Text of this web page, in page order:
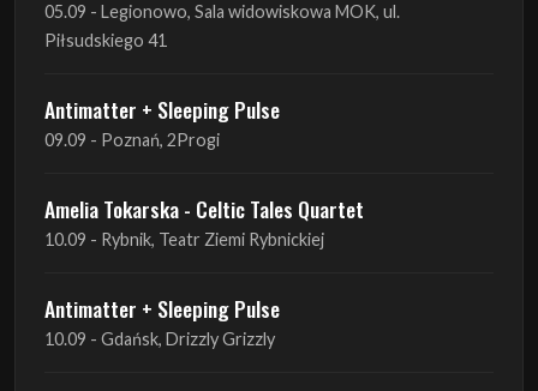
05.09 - Legionowo, Sala widowiskowa MOK, ul.
Piłsudskiego 41
Antimatter + Sleeping Pulse
09.09 - Poznań, 2Progi
Amelia Tokarska - Celtic Tales Quartet
10.09 - Rybnik, Teatr Ziemi Rybnickiej
Antimatter + Sleeping Pulse
10.09 - Gdańsk, Drizzly Grizzly